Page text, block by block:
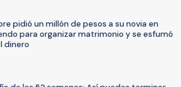
pidió un millón de pesos a su novia en
para organizar matrimonio y se esfumó
dinero